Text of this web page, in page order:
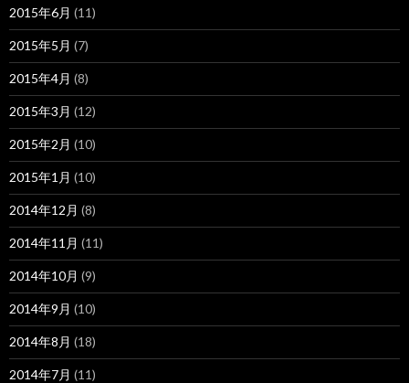
2015年6月 (11)
2015年5月 (7)
2015年4月 (8)
2015年3月 (12)
2015年2月 (10)
2015年1月 (10)
2014年12月 (8)
2014年11月 (11)
2014年10月 (9)
2014年9月 (10)
2014年8月 (18)
2014年7月 (11)